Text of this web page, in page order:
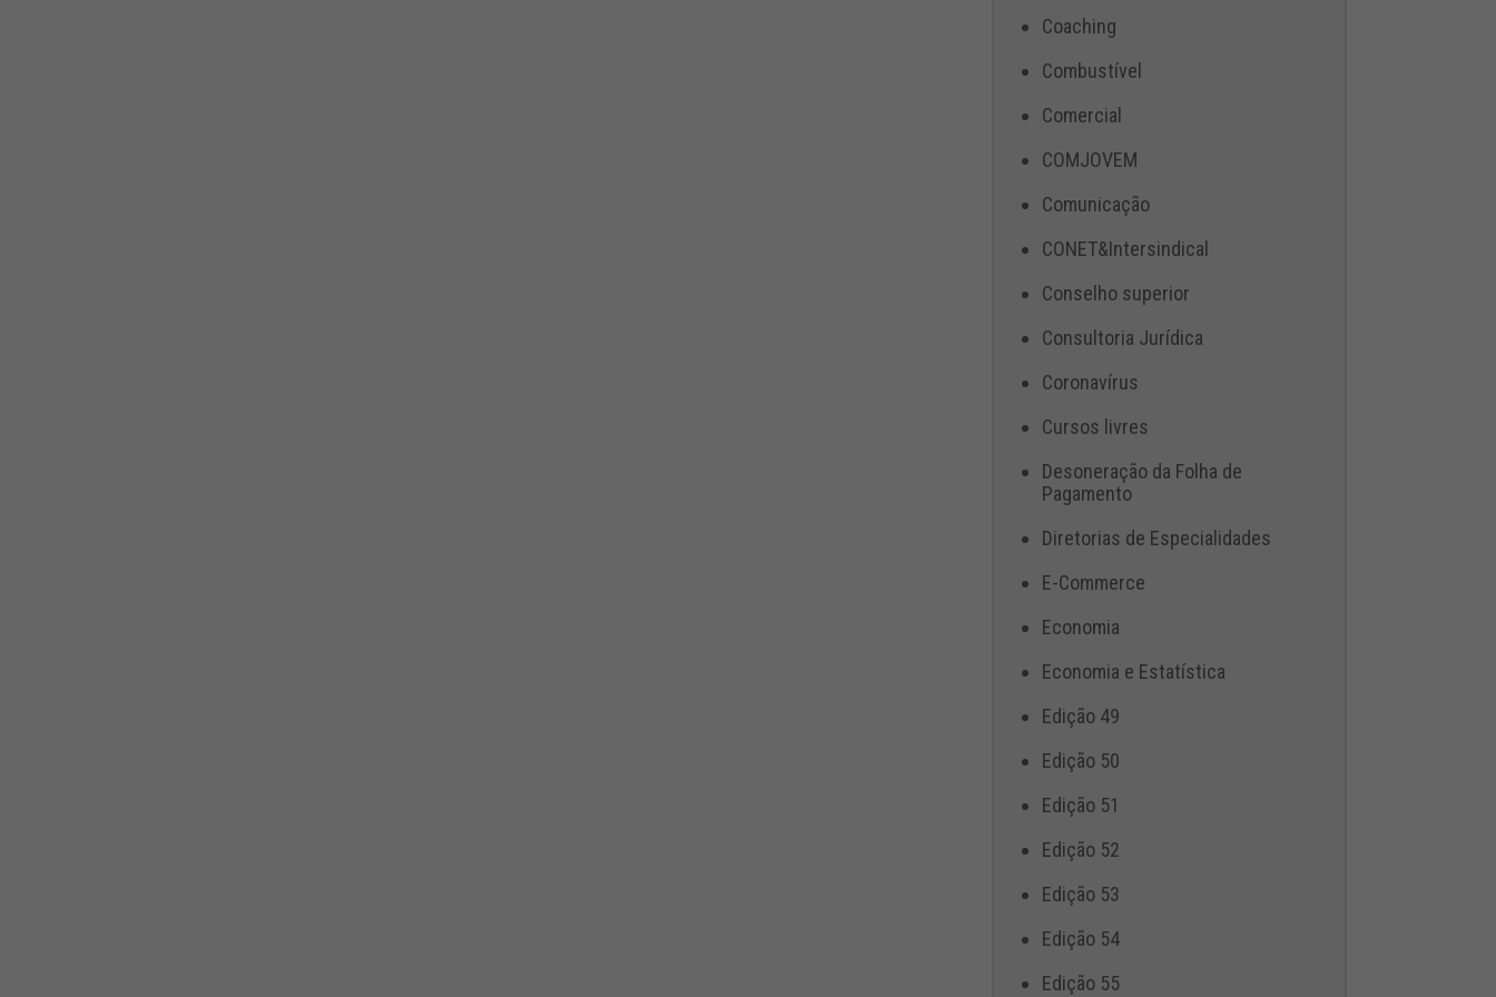
Coaching
Combustível
Comercial
COMJOVEM
Comunicação
CONET&Intersindical
Conselho superior
Consultoria Jurídica
Coronavírus
Cursos livres
Desoneração da Folha de
Pagamento
Diretorias de Especialidades
E-Commerce
Economia
Economia e Estatística
Edição 49
Edição 50
Edição 51
Edição 52
Edição 53
Edição 54
Edição 55